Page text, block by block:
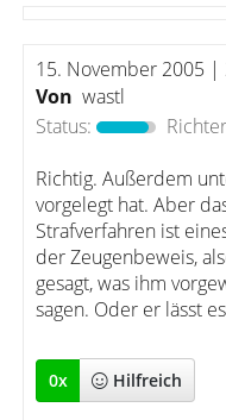
15. November 2005 |
Von wastl
Status:
Richter
Richtig. Außerdem
vorgelegt hat. Aber
Strafverfahren ist
der Zeugenbeweis,
gesagt, was ihm
sagen. Oder er lässt
0x Hilfreich